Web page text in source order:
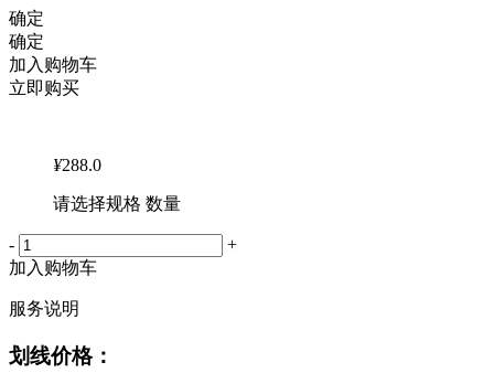
确定
确定
加入购物车
立即购买
¥288.0
请选择规格 数量
-
+
加入购物车
服务说明
划线价格：